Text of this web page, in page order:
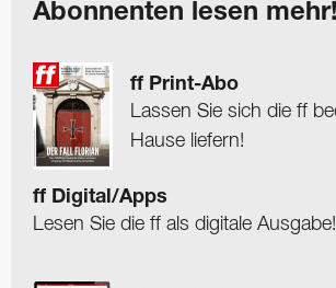
Abonnenten lesen mehr!
ff Print-Abo
Lassen Sie sich die ff
Hause liefern!
ff Digital/Apps
Lesen Sie die ff als digitale Ausgabe!